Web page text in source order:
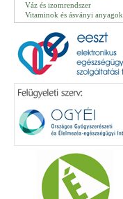
Váz és izomrendszer
Vitaminok és ásványi anyagok